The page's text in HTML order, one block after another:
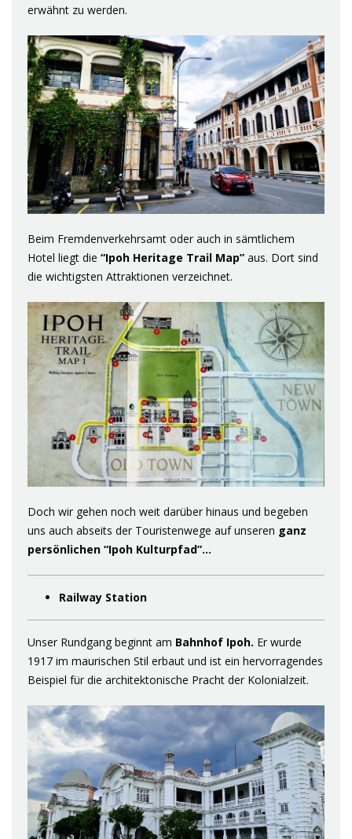
erwähnt zu werden.
Beim Fremdenverkehrsamt oder auch in sämtlichem
Hotel liegt die “Ipoh Heritage Trail Map” aus. Dort sind
die wichtigsten Attraktionen verzeichnet.
Doch wir gehen noch weit darüber hinaus und begeben
uns auch abseits der Touristenwege auf unseren ganz
persönlichen “Ipoh Kulturpfad”…
Railway Station
Unser Rundgang beginnt am Bahnhof Ipoh. Er wurde
1917 im maurischen Stil erbaut und ist ein hervorragendes
Beispiel für die architektonische Pracht der Kolonialzeit.